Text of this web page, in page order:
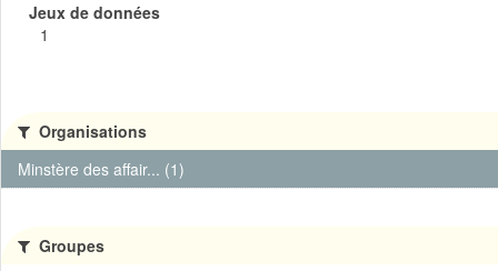
Jeux de données
1
Organisations
Minstère des affair... (1)
Groupes